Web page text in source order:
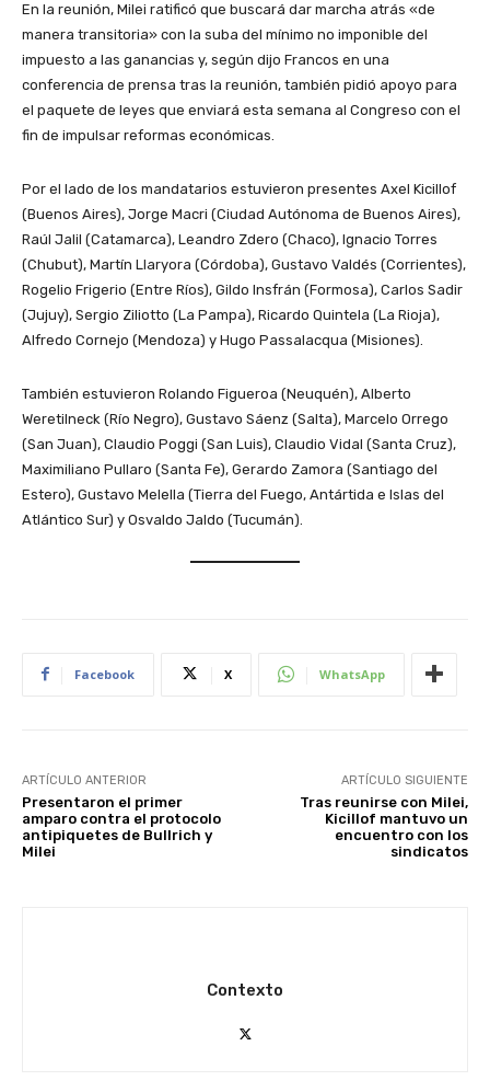
En la reunión, Milei ratificó que buscará dar marcha atrás «de
manera transitoria» con la suba del mínimo no imponible del
impuesto a las ganancias y, según dijo Francos en una
conferencia de prensa tras la reunión, también pidió apoyo para
el paquete de leyes que enviará esta semana al Congreso con el
fin de impulsar reformas económicas.
Por el lado de los mandatarios estuvieron presentes Axel Kicillof
(Buenos Aires), Jorge Macri (Ciudad Autónoma de Buenos Aires),
Raúl Jalil (Catamarca), Leandro Zdero (Chaco), Ignacio Torres
(Chubut), Martín Llaryora (Córdoba), Gustavo Valdés (Corrientes),
Rogelio Frigerio (Entre Ríos), Gildo Insfrán (Formosa), Carlos Sadir
(Jujuy), Sergio Ziliotto (La Pampa), Ricardo Quintela (La Rioja),
Alfredo Cornejo (Mendoza) y Hugo Passalacqua (Misiones).
También estuvieron Rolando Figueroa (Neuquén), Alberto
Weretilneck (Río Negro), Gustavo Sáenz (Salta), Marcelo Orrego
(San Juan), Claudio Poggi (San Luis), Claudio Vidal (Santa Cruz),
Maximiliano Pullaro (Santa Fe), Gerardo Zamora (Santiago del
Estero), Gustavo Melella (Tierra del Fuego, Antártida e Islas del
Atlántico Sur) y Osvaldo Jaldo (Tucumán).
Facebook X WhatsApp
ARTÍCULO ANTERIOR
Presentaron el primer
amparo contra el protocolo
antipiquetes de Bullrich y
Milei
ARTÍCULO SIGUIENTE
Tras reunirse con Milei,
Kicillof mantuvo un
encuentro con los
sindicatos
Contexto